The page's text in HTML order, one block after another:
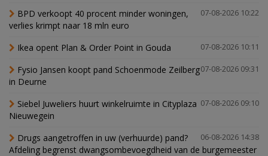
07-08-2026 10:22
BPD verkoopt 40 procent minder woningen,
verlies krimpt naar 18 mln euro
07-08-2026 10:11
Ikea opent Plan & Order Point in Gouda
07-08-2026 09:31
Fysio Jansen koopt pand Schoenmode Zeilberg
in Deurne
07-08-2026 09:10
Siebel Juweliers huurt winkelruimte in Cityplaza
Nieuwegein
06-08-2026 14:38
Drugs aangetroffen in uw (verhuurde) pand?
Afdeling begrenst dwangsombevoegdheid van de burgemeester